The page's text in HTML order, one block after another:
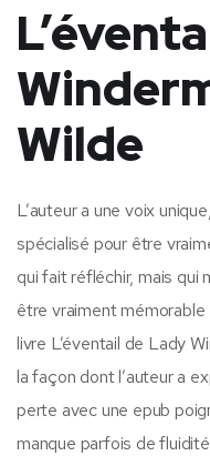
Wilde
L’auteur a une voix
spécialisé pour être
qui fait réfléchir, mais qui
être vraiment
livre L’éventail de Lady
la façon dont l’auteur a
perte avec une epub
manque parfois de